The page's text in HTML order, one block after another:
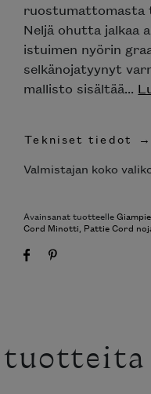
ruostumattomasta
Neljä ohutta jalkaa
istuimen nyörin
selkänojatyynyt
mallisto sisältää...
Tekniset tiedot
Valmistajan koko
Avainsanat tuotteelle
Cord Minotti, Pattie Cord
tuotteita